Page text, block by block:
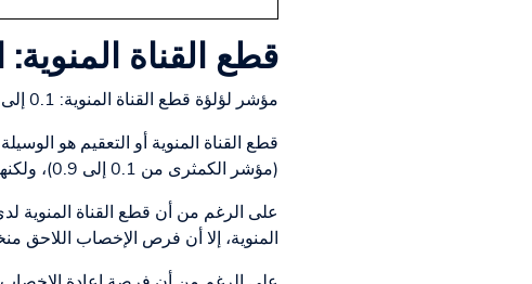
قطع القناة
مؤشر لؤلؤة قطع القناة المنوية: 0.1 إلى 0.15
قطع القناة المنوية أو التعقيم هو
(مؤشر الكمثرى من 0.1 إلى 0.9)، ولكنها قرار نهائي ضد الإنجاب.
على الرغم من أن قطع القناة المنوية
المنوية، إلا أن فرص الإخصاب اللاحق